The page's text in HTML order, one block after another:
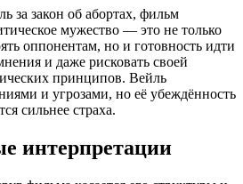
за закон об абортах, фильм
мужество — это не только
оппонентам, но и готовность идти
и даже рисковать своей
принципов. Вейль
и угрозами, но её убеждённость
сильнее страха.
интерпретации